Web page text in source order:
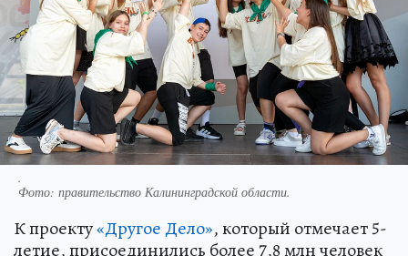
.
Фото: правительство Калининградской области.
К проекту«Другое Дело», который отмечает 5-
летие, присоединились более 7,8 млн человек